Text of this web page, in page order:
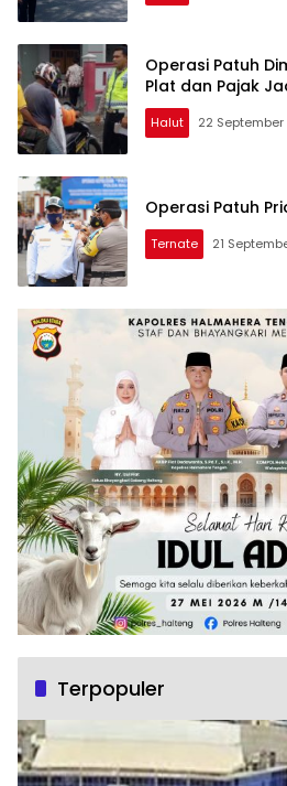
Operasi Patuh Dimulai,
Plat dan Pajak
Halut 22 September
Operasi Patuh
Ternate 21
Terpopuler